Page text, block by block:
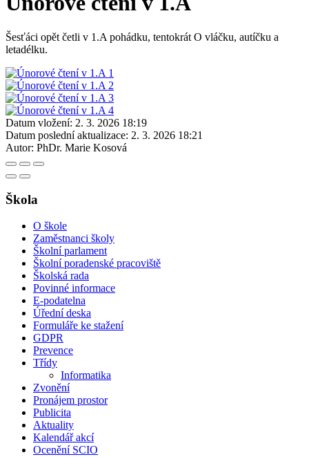
Šesťáci opět četli v 1.A pohádku, tentokrát O vláčku, autíčku a
letadélku.
Datum vložení: 2. 3. 2026 18:19
Datum poslední aktualizace: 2. 3. 2026 18:21
Autor: PhDr. Marie Kosová
Škola
O škole
Zaměstnanci školy
Školní parlament
Školní poradenské pracoviště
Školská rada
Povinné informace
E-podatelna
Úřední deska
Formuláře ke stažení
GDPR
Prevence
Třídy
Informatika
Zvonění
Pronájem prostor
Publicita
Aktuality
Kalendář akcí
Ocenění SCIO